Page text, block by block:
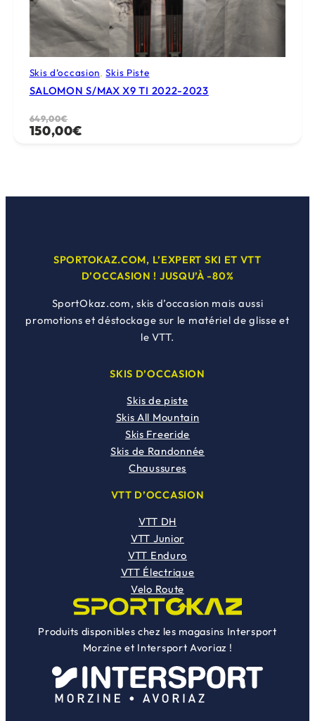
Skis d’occasion, Skis Piste
SALOMON S/MAX X9 TI 2022-2023
649,00€
Le
prix
649,00€.
150,00€
Le
prix
150,00€.
SPORTOKAZ.COM, L’EXPERT SKI ET VTT
D’OCCASION ! JUSQU’À -80%
SportOkaz.com, skis d’occasion mais aussi
promotions et déstockage sur le matériel de glisse et
le VTT.
SKIS D’OCCASION
Skis de piste
Skis All Mountain
Skis Freeride
Skis de Randonnée
Chaussures
VTT D’OCCASION
VTT DH
VTT Junior
VTT Enduro
VTT Électrique
Velo Route
Produits disponibles chez les magasins Intersport
Morzine et Intersport Avoriaz !